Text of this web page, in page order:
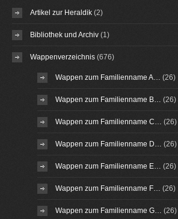
Artikel zur Heraldik (2)
Bibliothek und Archiv (1)
Wappenverzeichnis (676)
Wappen zum Familienname A… (26)
Wappen zum Familienname B… (26)
Wappen zum Familienname C… (26)
Wappen zum Familienname D… (26)
Wappen zum Familienname E… (26)
Wappen zum Familienname F… (26)
Wappen zum Familienname G… (26)